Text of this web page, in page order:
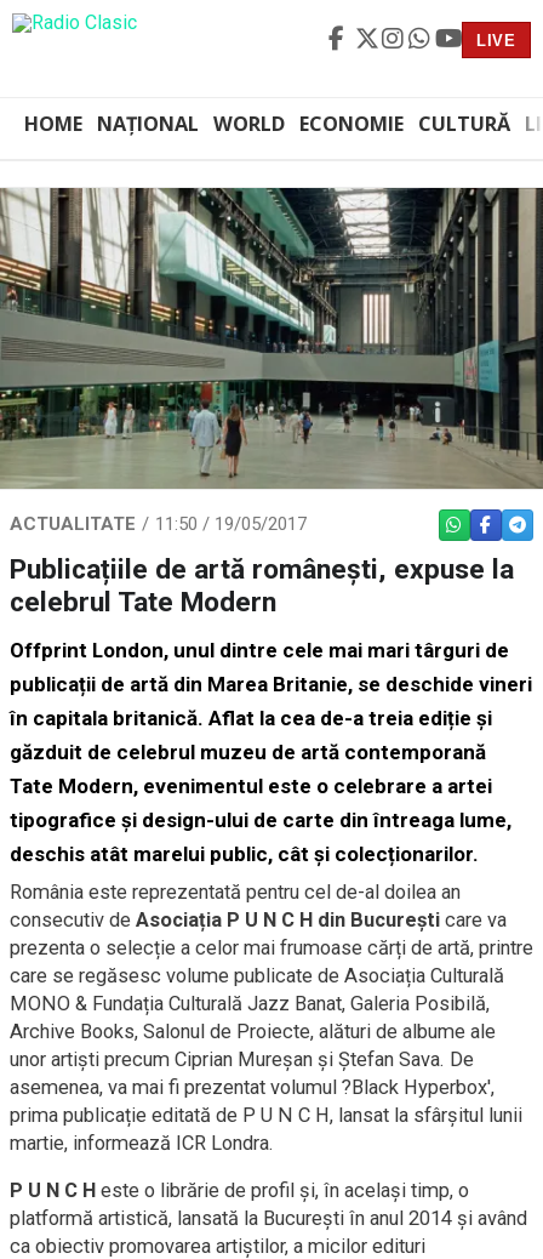
LIVE
HOME NAȚIONAL WORLD ECONOMIE CULTURĂ
ACTUALITATE 11:50 / 19/05/2017 WHATSAPP
Publicațiile de artă românești, expuse la
celebrul Tate Modern
Offprint London, unul dintre cele mai mari târguri de
publicații de artă din Marea Britanie, se deschide vineri
în capitala britanică. Aflat la cea de-a treia ediție și
găzduit de celebrul muzeu de artă contemporană
Tate Modern, evenimentul este o celebrare a artei
tipografice și design-ului de carte din întreaga lume,
deschis atât marelui public, cât și colecționarilor.
România este reprezentată pentru cel de-al doilea an
consecutiv de Asociația P U N C H din București care va
prezenta o selecție a celor mai frumoase cărți de artă, printre
care se regăsesc volume publicate de Asociația Culturală
MONO & Fundația Culturală Jazz Banat, Galeria Posibilă,
Archive Books, Salonul de Proiecte, alături de albume ale
unor artiști precum Ciprian Mureșan și Ștefan Sava. De
asemenea, va mai fi prezentat volumul ?Black Hyperbox',
prima publicație editată de P U N C H, lansat la sfârșitul lunii
martie, informează ICR Londra.
P U N C H este o librărie de profil și, în același timp, o
platformă artistică, lansată la București în anul 2014 și având
ca obiectiv promovarea artiștilor, a micilor edituri